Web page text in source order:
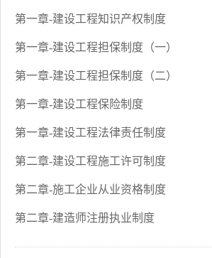
第一章-建设工程知识产权制度
第一章-建设工程担保制度（一）
第一章-建设工程担保制度（二）
第一章-建设工程保险制度
第一章-建设工程法律责任制度
第二章-建设工程施工许可制度
第二章-施工企业从业资格制度
第二章-建造师注册执业制度